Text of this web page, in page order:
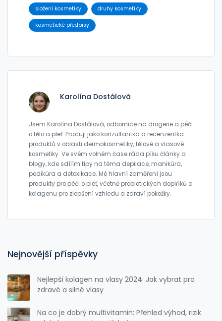
složení kosmetiky druhy kosmetiky
kosmetické předpisy
Karolína Dostálová
Jsem Karolína Dostálová, odbornice na drogerie a péči
o tělo a pleť. Pracuji jako konzultantka a recenzentka
produktů v oblasti dermokosmetiky, tělové a vlasové
kosmetiky. Ve svém volném čase ráda píšu články a
blogy, kde sdílím tipy na téma depilace, manikúra,
pedikúra a detoxikace. Mé hlavní zaměření jsou
produkty pro péči o pleť, včetně probiotických doplňků a
kolagenu pro zlepšení vzhledu a zdraví pokožky.
Nejnovější příspěvky
Nejlepší kolagen na vlasy 2024: Jak vybrat pro
zdravé a silné vlasy
Na co je dobrý multivitamin: Přehled výhod, rizik